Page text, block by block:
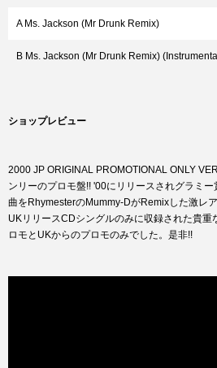
A Ms. Jackson (Mr Drunk Remix)
B Ms. Jackson (Mr Drunk Remix)
ショップレビュー
2000 JP ORIGINAL PROMOTIONAL ONLY
ンリーのプロモ盤!! '00にリリースされグラミ
曲をRhymesterのMummy-DがRemixした激レ
UKリリースCDシングルのみに収録された貴重
ロモとUKからのプロモのみでした。是非!!